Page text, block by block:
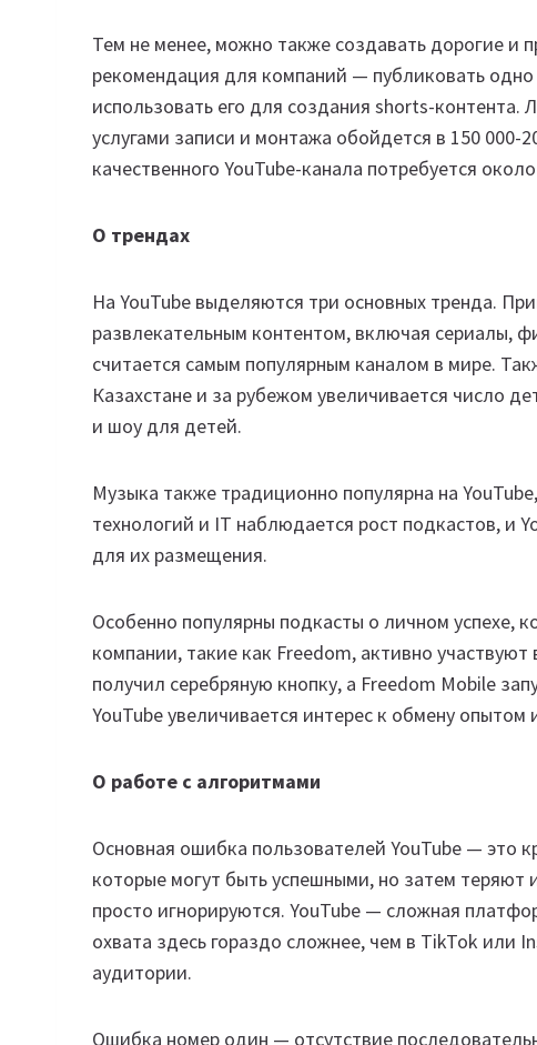
Тем не менее, можно также создавать дорогие и
рекомендация для компаний — публиковать
использовать его для создания shorts-контента.
услугами записи и монтажа обойдется в 150 000-
качественного YouTube-канала потребуется
О трендах
На YouTube выделяются три основных тренда.
развлекательным контентом, включая сериалы,
считается самым популярным каналом в мире.
Казахстане и за рубежом увеличивается число
и шоу для детей.
Музыка также традиционно популярна на
технологий и IT наблюдается рост подкастов, и
для их размещения.
Особенно популярны подкасты о личном успехе,
компании, такие как Freedom, активно
получил серебряную кнопку, а Freedom Mobile
YouTube увеличивается интерес к обмену опытом
О работе с алгоритмами
Основная ошибка пользователей YouTube — это
которые могут быть успешными, но затем теряют
просто игнорируются. YouTube — сложная
охвата здесь гораздо сложнее, чем в TikTok или
аудитории.
Ошибка номер один — отсутствие